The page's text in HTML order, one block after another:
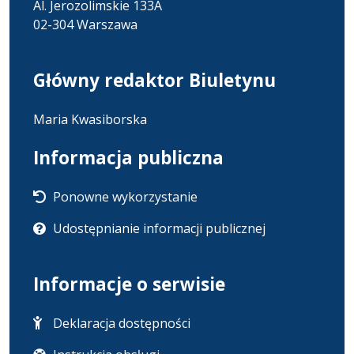
Al. Jerozolimskie 133A
02-304 Warszawa
Główny redaktor Biuletynu
Maria Kwasiborska
Informacja publiczna
Ponowne wykorzystanie
Udostępnianie informacji publicznej
Informacje o serwisie
Deklaracja dostępności